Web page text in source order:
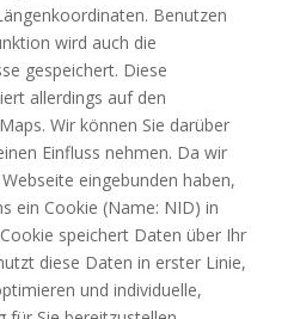
Benutzen
wird auch die
gespeichert. Diese
allerdings auf den
Wir können Sie darüber
Einfluss nehmen. Da wir
eingebunden haben,
ein Cookie (Name: NID) in
speichert Daten über Ihr
diese Daten in erster Linie,
und individuelle,